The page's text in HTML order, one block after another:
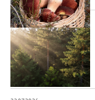
27.07.2026